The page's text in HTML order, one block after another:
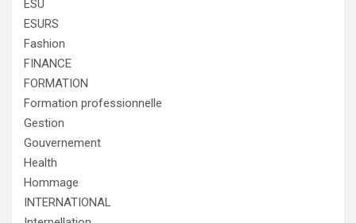
ESU
ESURS
Fashion
FINANCE
FORMATION
Formation professionnelle
Gestion
Gouvernement
Health
Hommage
INTERNATIONAL